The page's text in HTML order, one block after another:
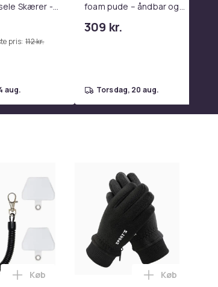
Skærer -
Alle
pris: 112 kr.
aug.
foam pude – åndbar og
309 kr.
torsdag, 20 aug.
40-46 i kurven
Sort L/XL i kurven
Læg Sikkerhedsstrop til mobil / spiralstrop
Køb Læg Varme
Køb